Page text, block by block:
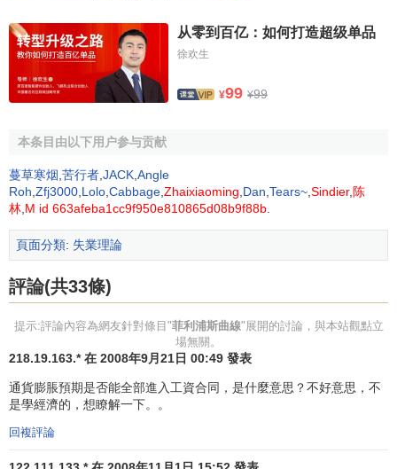
公式中， 代表名義工資變化率，u代表失業率，
代
表通貨膨脹率。如上圖所示，通貨膨脹率與失業率之間呈替
代關係。二戰前和50、60年代，這種關係在一些國家中相當
穩定，並與經驗觀察高度吻合。
預期擴展的菲利浦斯曲線
上面的理論無法解釋對雇主和工人來說實際工資才是重
要的這樣一個事實。工人們關心工資的購買力而不是貨幣工
資本身，雇主也不關心名義工資而關心勞動的真實成本，這
使人們對原始菲利浦斯曲線的真實性提出質疑。因為實際工
資才是真正重要的，所以名義工資變化率必須用通貨膨脹率
來糾正。工資變化率部分地由預期通貨膨脹率決定，部分地
由實際失業率決定；通貨膨脹率等於工資變化率減去生產率
从零到百亿：如何打造超级单品
徐欢生
¥99 ¥99
本条目由以下用户参与贡献
蔓草寒烟 苦行者 JACK Angle
Roh Zfj3000 Lolo Cabbage Zhaixiaoming Dan Tears~ Sindier, 陈
林 M id 663afeba1cc9f950e810865d08b9f88b
頁面分類: 失業理論
評論(共33條)
提示:評論內容為網友針對條目"菲利浦斯曲線"展開的討論，與本站觀點立
場無關。
218.19.163.* 在 2008年9月21日 00:49 發表
通貨膨脹預期是否能全部進入工資合同，是什麼意思？不好意思，不
是學經濟的，想瞭解一下。。
回複評論